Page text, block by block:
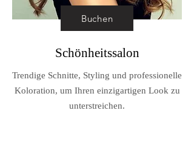
Buchen
Schönheitssalon
Trendige Schnitte, Styling und professionelle
Koloration, um Ihren einzigartigen Look zu
unterstreichen.